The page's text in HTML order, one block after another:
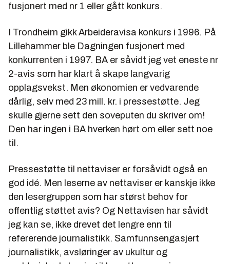
fusjonert med nr 1 eller gått konkurs.
I Trondheim gikk Arbeideravisa konkurs i 1996. På
Lillehammer ble Dagningen fusjonert med
konkurrenten i 1997. BA er såvidt jeg vet eneste nr
2-avis som har klart å skape langvarig
opplagsvekst. Men økonomien er vedvarende
dårlig, selv med 23 mill. kr. i pressestøtte. Jeg
skulle gjerne sett den soveputen du skriver om!
Den har ingen i BA hverken hørt om eller sett noe
til.
Pressestøtte til nettaviser er forsåvidt også en
god idé. Men leserne av nettaviser er kanskje ikke
den lesergruppen som har størst behov for
offentlig støttet avis? Og Nettavisen har såvidt
jeg kan se, ikke drevet det lengre enn til
refererende journalistikk. Samfunnsengasjert
journalistikk, avsløringer av ukultur og